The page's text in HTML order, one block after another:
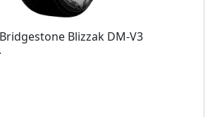
Blizzak DM-V3